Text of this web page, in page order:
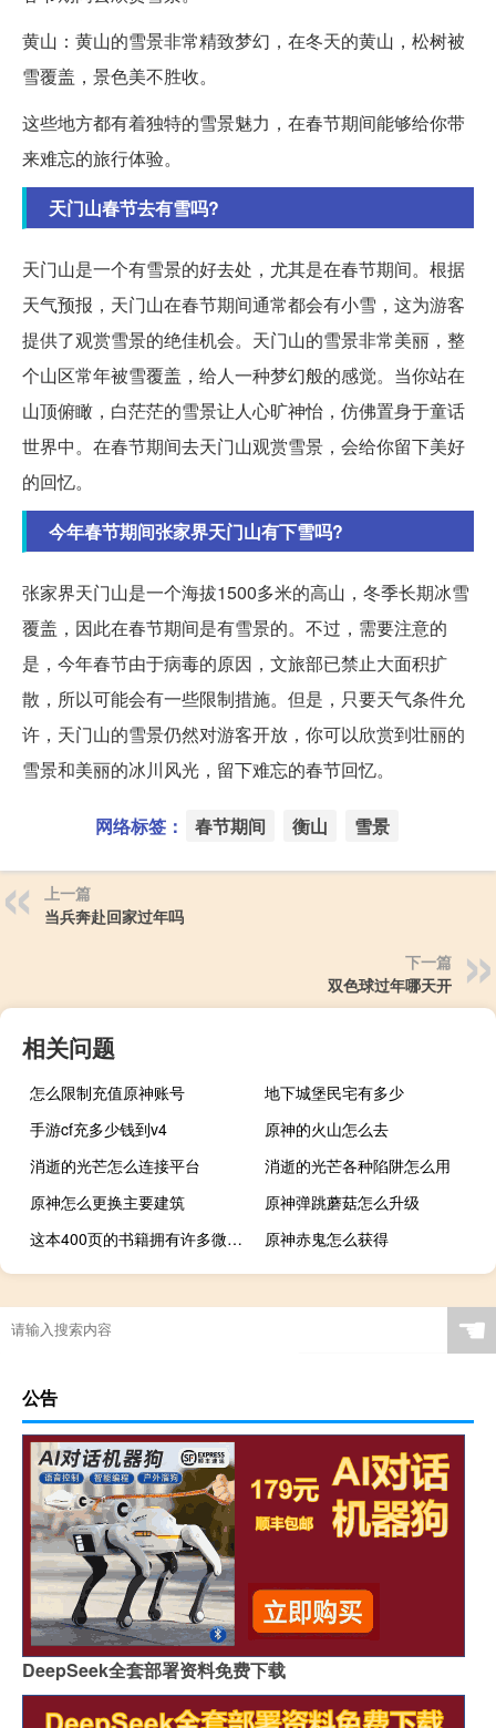
黄山：黄山的雪景非常精致梦幻，在冬天的黄山，松树被
雪覆盖，景色美不胜收。
这些地方都有着独特的雪景魅力，在春节期间能够给你带
来难忘的旅行体验。
天门山春节去有雪吗?
天门山是一个有雪景的好去处，尤其是在春节期间。根据
天气预报，天门山在春节期间通常都会有小雪，这为游客
提供了观赏雪景的绝佳机会。天门山的雪景非常美丽，整
个山区常年被雪覆盖，给人一种梦幻般的感觉。当你站在
山顶俯瞰，白茫茫的雪景让人心旷神怡，仿佛置身于童话
世界中。在春节期间去天门山观赏雪景，会给你留下美好
的回忆。
今年春节期间张家界天门山有下雪吗?
张家界天门山是一个海拔1500多米的高山，冬季长期冰雪
覆盖，因此在春节期间是有雪景的。不过，需要注意的
是，今年春节由于病毒的原因，文旅部已禁止大面积扩
散，所以可能会有一些限制措施。但是，只要天气条件允
许，天门山的雪景仍然对游客开放，你可以欣赏到壮丽的
雪景和美丽的冰川风光，留下难忘的春节回忆。
网络标签： 春节期间 衡山 雪景
上一篇
当兵奔赴回家过年吗
下一篇
双色球过年哪天开
相关问题
怎么限制充值原神账号
地下城堡民宅有多少
手游cf充多少钱到v4
原神的火山怎么去
消逝的光芒怎么连接平台
消逝的光芒各种陷阱怎么用
原神怎么更换主要建筑
原神弹跳蘑菇怎么升级
这本400页的书籍拥有许多微型汽车组合
原神赤鬼怎么获得
☚
公告
DeepSeek全套部署资料免费下载